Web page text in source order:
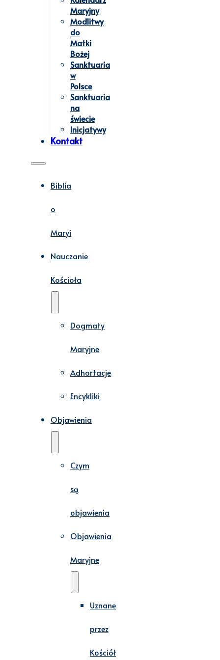
Maryjny
Modlitwy
do
Matki
Bożej
Sanktuaria
w
Polsce
Sanktuaria
na
świecie
Inicjatywy
Kontakt
Biblia
o
Maryi
Nauczanie
Kościoła
Dogmaty
Maryjne
Adhortacje
Encykliki
Objawienia
Czym
są
objawienia
Objawienia
Maryjne
Uznane
przez
Kościół